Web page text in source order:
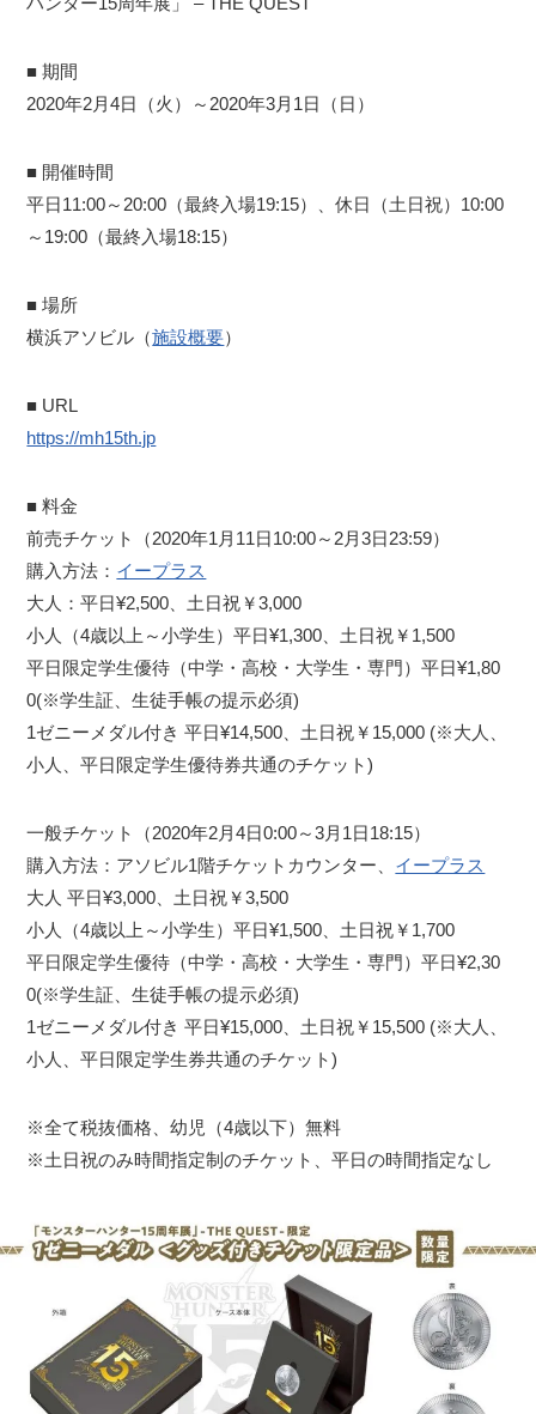
■ 期間
2020年2月4日（火）～2020年3月1日（日）
■ 開催時間
平日11:00～20:00（最終入場19:15）、休日（土日祝）10:00
～19:00（最終入場18:15）
■ 場所
横浜アソビル（施設概要）
■ URL
https://mh15th.jp
■ 料金
前売チケット（2020年1月11日10:00～2月3日23:59）
購入方法： イープラス
大人：平日¥2,500、土日祝￥3,000
小人（4歳以上～小学生）平日¥1,300、土日祝￥1,500
平日限定学生優待（中学・高校・大学生・専門）平日¥1,80
0(※学生証、生徒手帳の提示必須)
1ゼニーメダル付き 平日¥14,500、土日祝￥15,000 (※大人、
小人、平日限定学生優待券共通のチケット)
一般チケット（2020年2月4日0:00～3月1日18:15）
購入方法：アソビル1階チケットカウンター、 イープラス
大人 平日¥3,000、土日祝￥3,500
小人（4歳以上～小学生）平日¥1,500、土日祝￥1,700
平日限定学生優待（中学・高校・大学生・専門）平日¥2,30
0(※学生証、生徒手帳の提示必須)
1ゼニーメダル付き 平日¥15,000、土日祝￥15,500 (※大人、
小人、平日限定学生券共通のチケット)
※全て税抜価格、幼児（4歳以下）無料
※土日祝のみ時間指定制のチケット、平日の時間指定なし